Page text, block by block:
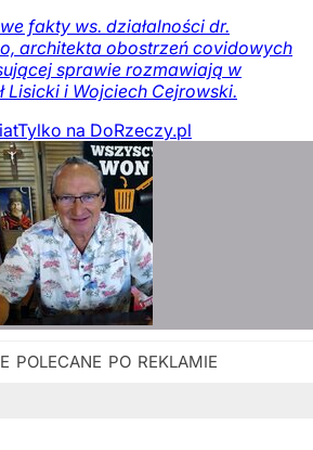
fakty ws. działalności dr.
architekta obostrzeń covidowych
sprawie rozmawiają w
Lisicki i Wojciech Cejrowski.
Tylko na DoRzeczy.pl